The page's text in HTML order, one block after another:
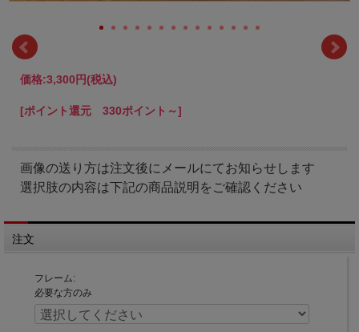
価格:3,300円(税込)
[ポイント還元 330ポイント～]
画像の送り方は注文後にメールにてお知らせします
選択肢の内容は下記の商品説明をご確認ください
注文
フレーム:
必要な方のみ